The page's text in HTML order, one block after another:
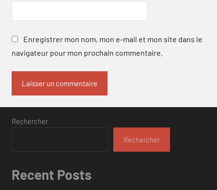
Enregistrer mon nom, mon e-mail et mon site dans le
navigateur pour mon prochain commentaire.
Rechercher
Rechercher
Recent Posts